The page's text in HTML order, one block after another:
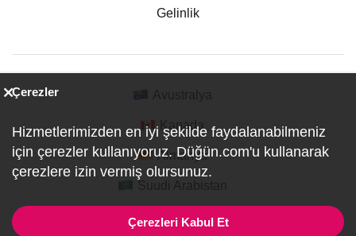
Gelinlik
Kanada
Almanya
Çerezler
Hizmetlerimizden en iyi şekilde faydalanabilmeniz
için çerezler kullanıyoruz. Düğün.com'u kullanarak
çerezlere izin vermiş olursunuz.
Çerezleri Kabul Et